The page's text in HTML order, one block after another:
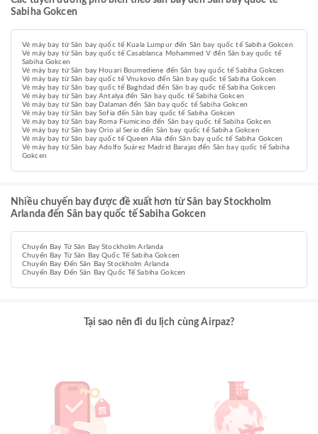
Sabiha Gokcen
Vé máy bay từ Sân bay quốc tế Kuala Lumpur đến Sân bay quốc tế Sabiha Gokcen
Vé máy bay từ Sân bay quốc tế Casablanca Mohammed V đến Sân bay quốc tế
Sabiha Gokcen
Vé máy bay từ Sân bay Houari Boumediene đến Sân bay quốc tế Sabiha Gokcen
Vé máy bay từ Sân bay quốc tế Vnukovo đến Sân bay quốc tế Sabiha Gokcen
Vé máy bay từ Sân bay quốc tế Baghdad đến Sân bay quốc tế Sabiha Gokcen
Vé máy bay từ Sân bay Antalya đến Sân bay quốc tế Sabiha Gokcen
Vé máy bay từ Sân bay Dalaman đến Sân bay quốc tế Sabiha Gokcen
Vé máy bay từ Sân bay Sofia đến Sân bay quốc tế Sabiha Gokcen
Vé máy bay từ Sân bay Roma Fiumicino đến Sân bay quốc tế Sabiha Gokcen
Vé máy bay từ Sân bay Orio al Serio đến Sân bay quốc tế Sabiha Gokcen
Vé máy bay từ Sân bay quốc tế Queen Alia đến Sân bay quốc tế Sabiha Gokcen
Vé máy bay từ Sân bay Adolfo Suárez Madrid Barajas đến Sân bay quốc tế Sabiha
Gokcen
Nhiều chuyến bay được đề xuất hơn từ Sân bay Stockholm
Arlanda đến Sân bay quốc tế Sabiha Gokcen
Chuyến Bay Từ Sân Bay Stockholm Arlanda
Chuyến Bay Từ Sân Bay Quốc Tế Sabiha Gokcen
Chuyến Bay Đến Sân Bay Stockholm Arlanda
Chuyến Bay Đến Sân Bay Quốc Tế Sabiha Gokcen
Tại sao nên đi du lịch cùng Airpaz?